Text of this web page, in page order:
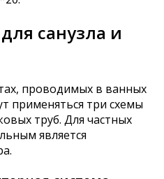
санузла и
проводимых в ванных
применяться три схемы
труб. Для частных
является